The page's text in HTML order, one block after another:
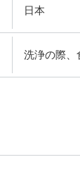
日本
洗浄の際、